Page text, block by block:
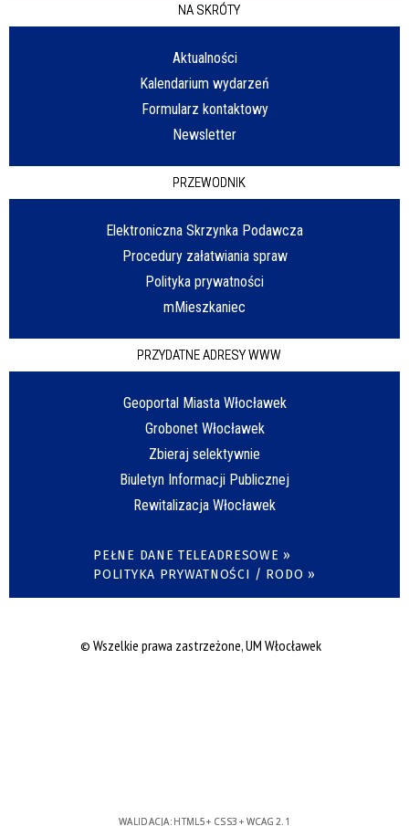
NA SKRÓTY
Aktualności
Kalendarium wydarzeń
Formularz kontaktowy
Newsletter
PRZEWODNIK
Elektroniczna Skrzynka Podawcza
Procedury załatwiania spraw
Polityka prywatności
mMieszkaniec
PRZYDATNE ADRESY WWW
Geoportal Miasta Włocławek
Grobonet Włocławek
Zbieraj selektywnie
Biuletyn Informacji Publicznej
Rewitalizacja Włocławek
PEŁNE DANE TELEADRESOWE »
POLITYKA PRYWATNOŚCI / RODO »
© Wszelkie prawa zastrzeżone, UM Włocławek
WALIDACJA: HTML5+ CSS3 + WCAG 2.1